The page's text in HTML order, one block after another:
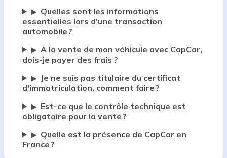
▶ Quelles sont les informations
essentielles lors d’une transaction
automobile ?
▶ A la vente de mon véhicule avec CapCar,
dois-je payer des frais ?
▶
Je ne suis pas titulaire du certificat
d'immatriculation, comment faire ?
▶ Est-ce que le contrôle technique est
obligatoire pour la vente ?
▶ Quelle est la présence de CapCar en
France ?